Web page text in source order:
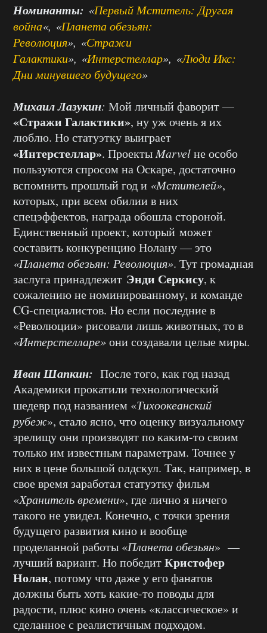
Номинанты: «Первый Мститель: Другая
война«, «Планета обезьян:
Революция», «Стражи
Галактики», «Интерстеллар», «Люди Икс:
Дни минувшего будущего»
Михаил Лазукин: Мой личный фаворит —
«Стражи Галактики», ну уж очень я их
люблю. Но статуэтку выиграет
«Интерстеллар». ПроектыMarvelне особо
пользуются спросом на Оскаре, достаточно
вспомнить прошлый год и «Мстителей»,
которых, при всем обилии в них
спецэффектов, награда обошла стороной.
Единственный проект, который может
составить конкуренцию Нолану — это
«Планета обезьян: Революция». Тут громадная
заслуга принадлежит Энди Серкису, к
сожалению не номинированному, и команде
CG-специалистов. Но если последние в
«Революции» рисовали лишь животных, то в
«Интерстелларе»они создавали целые миры.
Иван Шапкин: После того, как год назад
Академики прокатили технологический
шедевр под названием «Тихоокеанский
рубеж», стало ясно, что оценку визуальному
зрелищу они производят по каким-то своим
только им известным параметрам. Точнее у
них в цене большой олдскул. Так, например, в
свое время заработал статуэтку фильм
«Хранитель времени», где лично я ничего
такого не увидел. Конечно, с точки зрения
будущего развития кино и вообще
проделанной работы «Планета обезьян» —
лучший вариант. Но победитКристофер
Нолан, потому что даже у его фанатов
должны быть хоть какие-то поводы для
радости, плюс кино очень «классическое» и
сделанное с реалистичным подходом.